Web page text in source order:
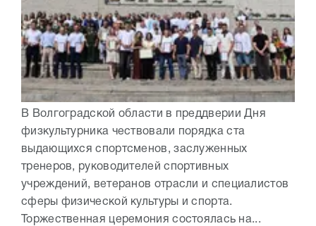
В Волгоградской области в преддверии Дня
физкультурника чествовали порядка ста
выдающихся спортсменов, заслуженных
тренеров, руководителей спортивных
учреждений, ветеранов отрасли и специалистов
сферы физической культуры и спорта.
Торжественная церемония состоялась на...